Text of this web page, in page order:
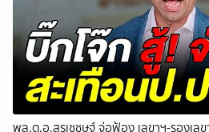
พล.ต.อ.สุรเชชษฐ์ จ่อฟ้อง เลขาฯ-รองเ